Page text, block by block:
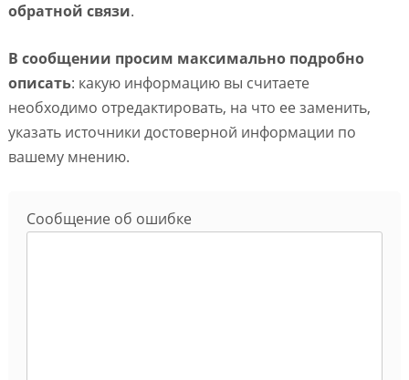
обратной связи.
В сообщении просим максимально подробно
описать: какую информацию вы считаете
необходимо отредактировать, на что ее заменить,
указать источники достоверной информации по
вашему мнению.
Сообщение об ошибке